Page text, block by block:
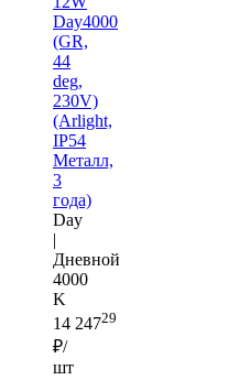
Day4000
(GR,
44
deg,
230V)
(Arlight,
IP54
Металл,
3
года)
Day
|
Дневной
4000
K
14 24729
₽/
шт